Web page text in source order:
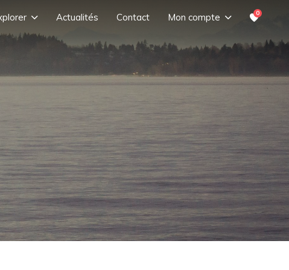
Actualités Contact Mon compte 0